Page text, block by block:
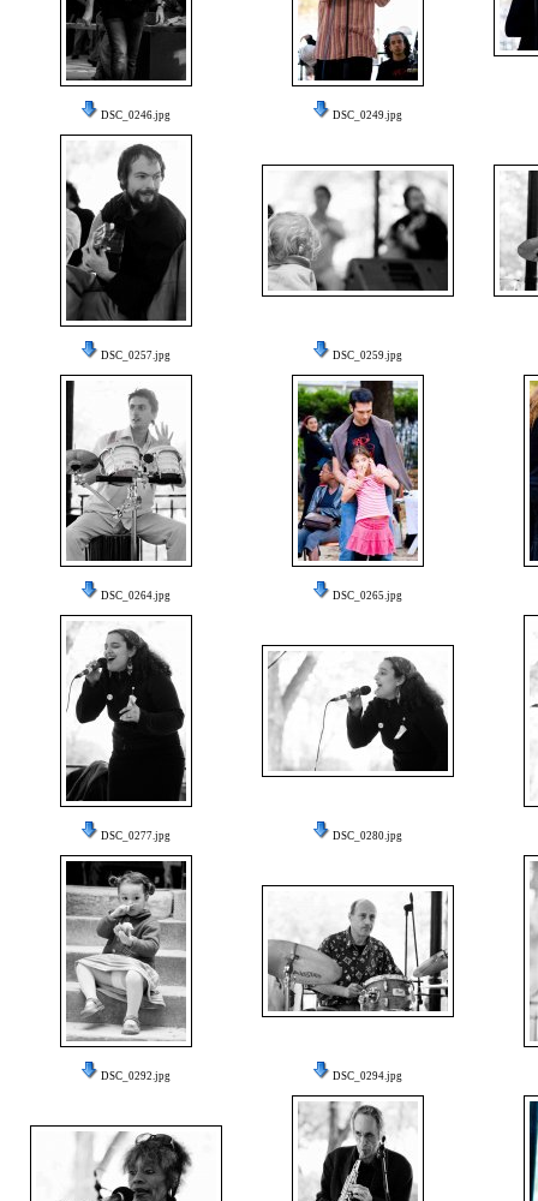
DSC_0246.jpg DSC_0249.jpg
DSC_0257.jpg DSC_0259.jpg
DSC_0264.jpg DSC_0265.jpg
DSC_0277.jpg DSC_0280.jpg
DSC_0292.jpg DSC_0294.jpg